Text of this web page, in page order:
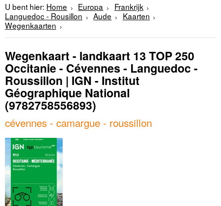
U bent hier: Home Europa
Frankrijk
Languedoc - Rousillon
Aude
Kaarten
Wegenkaarten
Wegenkaart - landkaart 13 TOP 250
Occitanie - Cévennes - Languedoc -
Roussillon | IGN - Institut
Géographique National
(9782758556893)
cévennes - camargue - roussillon